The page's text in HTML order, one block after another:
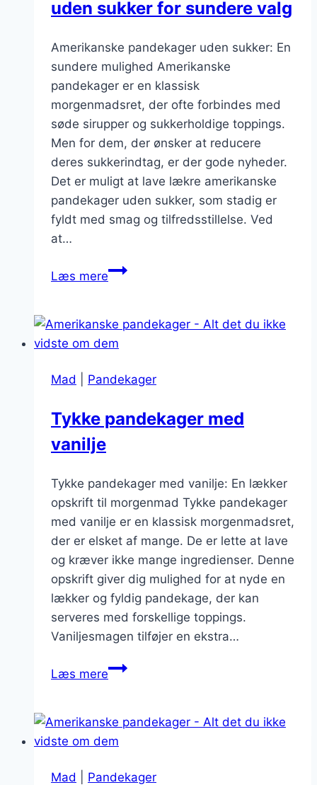
uden sukker for sundere valg
Amerikanske pandekager uden sukker: En
sundere mulighed Amerikanske
pandekager er en klassisk
morgenmadsret, der ofte forbindes med
søde sirupper og sukkerholdige toppings.
Men for dem, der ønsker at reducere
deres sukkerindtag, er der gode nyheder.
Det er muligt at lave lækre amerikanske
pandekager uden sukker, som stadig er
fyldt med smag og tilfredsstillelse. Ved
at…
Læs mereAmerikanske
sukker
for
valg
Mad Pandekager
Tykke pandekager med
vanilje
Tykke pandekager med vanilje: En lækker
opskrift til morgenmad Tykke pandekager
med vanilje er en klassisk morgenmadsret,
der er elsket af mange. De er lette at lave
og kræver ikke mange ingredienser. Denne
opskrift giver dig mulighed for at nyde en
lækker og fyldig pandekage, der kan
serveres med forskellige toppings.
Vaniljesmagen tilføjer en ekstra…
Læs mereTykke
vanilje
Mad Pandekager